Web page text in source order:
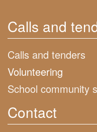
Calls and
Calls and tenders
Volunteering
School community
Contact